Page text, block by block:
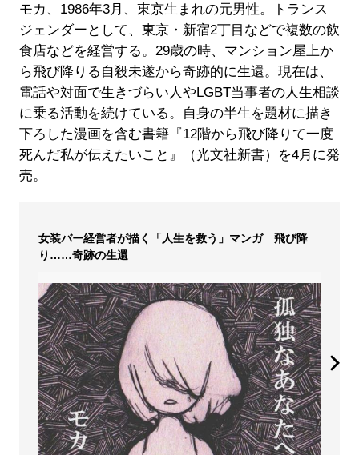
モカ、1986年3月、東京生まれの元男性。トランス
ジェンダーとして、東京・新宿2丁目などで複数の飲
食店などを経営する。29歳の時、マンション屋上か
ら飛び降りる自殺未遂から奇跡的に生還。現在は、
電話や対面で生きづらい人やLGBT当事者の人生相談
に乗る活動を続けている。自身の半生を題材に描き
下ろした漫画を含む書籍『12階から飛び降りて一度
死んだ私が伝えたいこと』（光文社新書）を4月に発
売。
女装バー経営者が描く「人生を救う」マンガ 飛び降
り……奇跡の生還